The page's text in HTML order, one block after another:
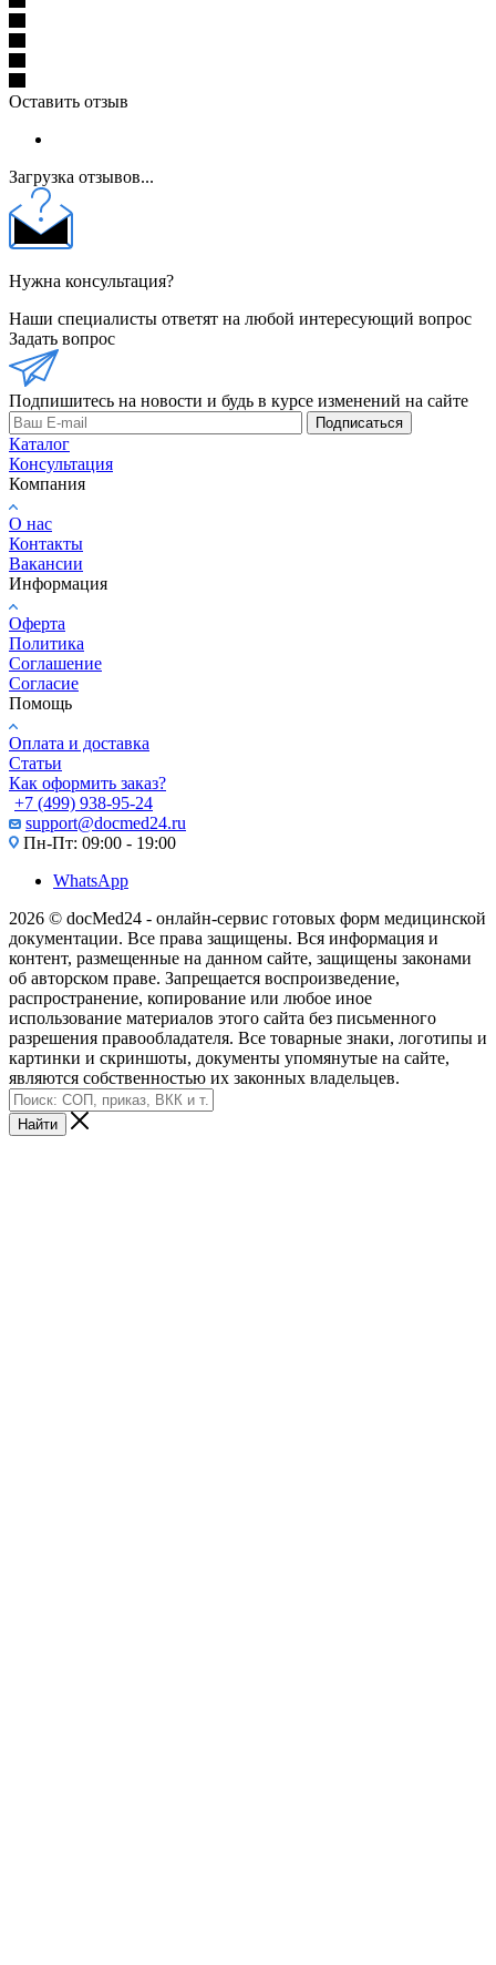
Оставить отзыв
Загрузка отзывов...
Нужна консультация?
Наши специалисты ответят на любой интересующий вопрос
Задать вопрос
Подпишитесь на новости и будь в курсе изменений на сайте
Подписаться
Каталог
Консультация
Компания
О нас
Контакты
Вакансии
Информация
Оферта
Политика
Соглашение
Согласие
Помощь
Оплата и доставка
Статьи
Как оформить заказ?
+7 (499) 938-95-24
support@docmed24.ru
Пн-Пт: 09:00 - 19:00
WhatsApp
2026 © docMed24 - онлайн-сервис готовых форм медицинской
документации. Все права защищены. Вся информация и
контент, размещенные на данном сайте, защищены законами
об авторском праве. Запрещается воспроизведение,
распространение, копирование или любое иное
использование материалов этого сайта без письменного
разрешения правообладателя. Все товарные знаки, логотипы и
картинки и скриншоты, документы упомянутые на сайте,
являются собственностью их законных владельцев.
Найти